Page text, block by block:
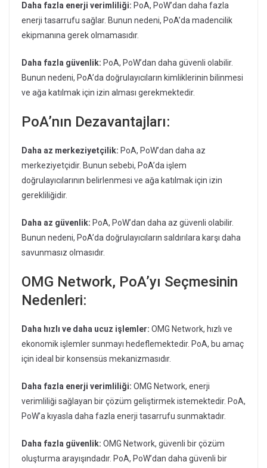
Daha fazla enerji verimliliği: PoA, PoW’dan daha fazla
enerji tasarrufu sağlar. Bunun nedeni, PoA’da madencilik
ekipmanına gerek olmamasıdır.
Daha fazla güvenlik: PoA, PoW’dan daha güvenli olabilir.
Bunun nedeni, PoA’da doğrulayıcıların kimliklerinin bilinmesi
ve ağa katılmak için izin alması gerekmektedir.
PoA’nın Dezavantajları:
Daha az merkeziyetçilik: PoA, PoW’dan daha az
merkeziyetçidir. Bunun sebebi, PoA’da işlem
doğrulayıcılarının belirlenmesi ve ağa katılmak için izin
gerekliliğidir.
Daha az güvenlik: PoA, PoW’dan daha az güvenli olabilir.
Bunun nedeni, PoA’da doğrulayıcıların saldırılara karşı daha
savunmasız olmasıdır.
OMG Network, PoA’yı Seçmesinin
Nedenleri:
Daha hızlı ve daha ucuz işlemler: OMG Network, hızlı ve
ekonomik işlemler sunmayı hedeflemektedir. PoA, bu amaç
için ideal bir konsensüs mekanizmasıdır.
Daha fazla enerji verimliliği: OMG Network, enerji
verimliliği sağlayan bir çözüm geliştirmek istemektedir. PoA,
PoW’a kıyasla daha fazla enerji tasarrufu sunmaktadır.
Daha fazla güvenlik: OMG Network, güvenli bir çözüm
oluşturma arayışındadır. PoA, PoW’dan daha güvenli bir